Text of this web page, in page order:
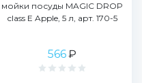
мойки посуды MAGIC DROP
class Е Apple, 5 л, арт. 170-5
566₽